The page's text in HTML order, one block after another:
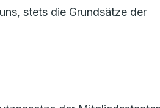
stets die Grundsätze der